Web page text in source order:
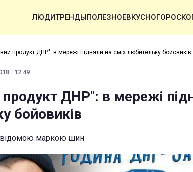
ЛЮДИТРЕНДЫПОЛЕЗНОЕВКУСНО
продукт ДНР": в мережі підняли на сміх любительку бойовиків
· 12:49
ДНР": в мережі
бойовиків
відомою маркою шин